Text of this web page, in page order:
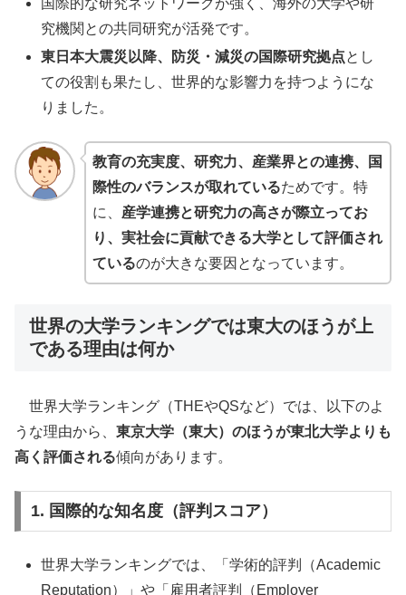
国際的な研究ネットワークが強く、海外の大学や研
究機関との共同研究が活発です。
東日本大震災以降、防災・減災の国際研究拠点とし
ての役割も果たし、世界的な影響力を持つようにな
りました。
教育の充実度、研究力、産業界との連携、国
際性のバランスが取れているためです。特
に、 産学連携と研究力の高さが際立ってお
り、実社会に貢献できる大学として評価され
ているのが大きな要因となっています。
世界の大学ランキングでは東大のほうが上
である理由は何か
世界大学ランキング（THEやQSなど）では、以下のよ
うな理由から、 東京大学（東大）のほうが東北大学よりも
高く評価される傾向があります。
1. 国際的な知名度（評判スコア）
世界大学ランキングでは、「学術的評判（Academic
Reputation）」や「雇用者評判（Employer